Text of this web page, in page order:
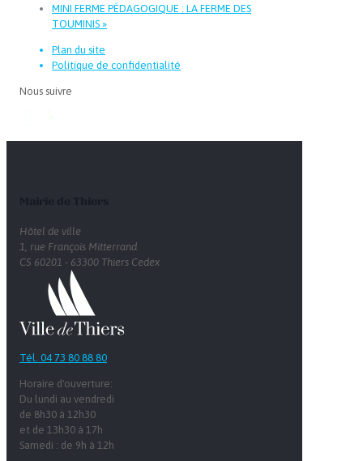
MINI FERME PÉDAGOGIQUE : LA FERME DES
TOUMINIS »
Plan du site
Politique de confidentialité
Nous suivre
Hôtel de ville
1, rue François Mitterrand
CS 60201 - 63300 Thiers Cedex
Tél. 04 73 80 88 80
Horaire d'ouverture:
Du lundi au vendredi
de 8h30 à 12h30
et de 13h30 à 17h
Samedi : de 9h à 12h